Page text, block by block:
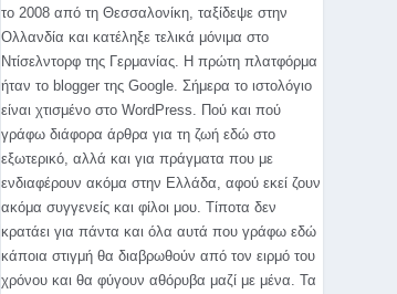
το 2008 από τη Θεσσαλονίκη, ταξίδεψε στην
Ολλανδία και κατέληξε τελικά μόνιμα στο
Ντίσελντορφ της Γερμανίας. Η πρώτη πλατφόρμα
ήταν το blogger της Google. Σήμερα το ιστολόγιο
είναι χτισμένο στο WordPress. Πού και πού
γράφω διάφορα άρθρα για τη ζωή εδώ στο
εξωτερικό, αλλά και για πράγματα που με
ενδιαφέρουν ακόμα στην Ελλάδα, αφού εκεί ζουν
ακόμα συγγενείς και φίλοι μου. Τίποτα δεν
κρατάει για πάντα και όλα αυτά που γράφω εδώ
κάποια στιγμή θα διαβρωθούν από τον ειρμό του
χρόνου και θα φύγουν αθόρυβα μαζί με μένα. Τα